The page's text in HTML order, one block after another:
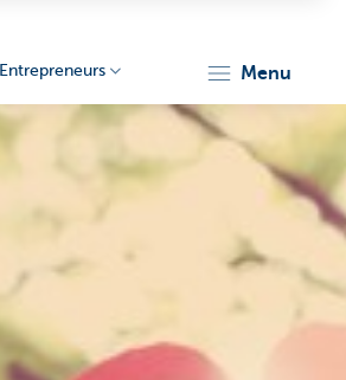
Entrepreneurs menu